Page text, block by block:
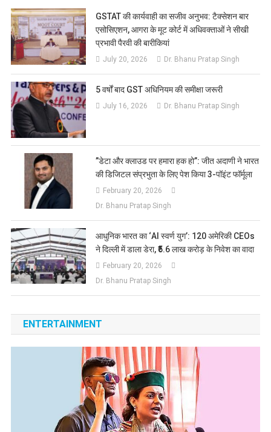
List
GSTAT की कार्यवाही का सजीव अनुभव: टैक्सेशन बार
एसोसिएशन, आगरा के मूट कोर्ट में अधिवक्ताओं ने सीखी
प्रभावी पैरवी की बारीकियां
July 20, 2026 Dr. Bhanu Pratap Singh
5 वर्षों बाद GST अधिनियम की समीक्षा जरूरी
July 16, 2026 Dr. Bhanu Pratap Singh
​”डेटा और क्लाउड पर हमारा हक हो”: जीत अदाणी ने भारत
की डिजिटल संप्रभुता के लिए पेश किया 3-पॉइंट फॉर्मूला
February 20, 2026
Dr. Bhanu Pratap Singh
आधुनिक भारत का ‘AI स्वर्ण युग’: 120 अमेरिकी CEOs
ने दिल्ली में डाला डेरा, ₹5.6 लाख करोड़ के निवेश का वादा
February 20, 2026
Dr. Bhanu Pratap Singh
ENTERTAINMENT